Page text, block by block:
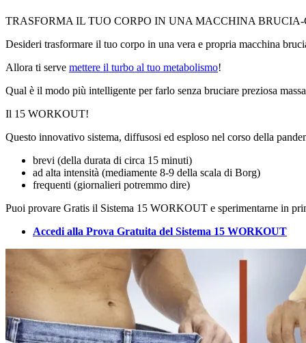
TRASFORMA IL TUO CORPO IN UNA MACCHINA BRUCIA-
Desideri trasformare il tuo corpo in una vera e propria macchina
Allora ti serve mettere il turbo al tuo metabolismo!
Qual è il modo più intelligente per farlo senza bruciare preziosa
Il 15 WORKOUT!
Questo innovativo sistema, diffusosi ed esploso nel corso della
brevi (della durata di circa 15 minuti)
ad alta intensità (mediamente 8-9 della scala di Borg)
frequenti (giornalieri potremmo dire)
Puoi provare Gratis il Sistema 15 WORKOUT e sperimentarne in
Accedi alla Prova Gratuita del Sistema 15 WORKOUT